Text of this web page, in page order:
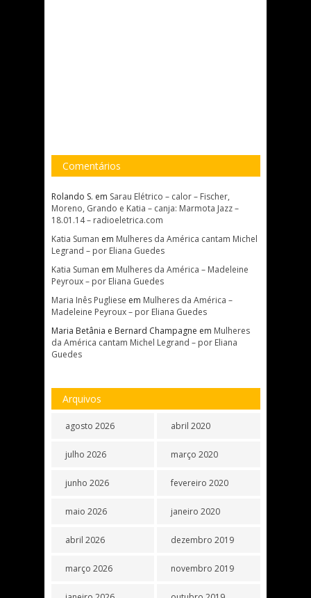
Comentários
Rolando S. em Sarau Elétrico – calor – Fischer,
Moreno, Grando e Katia – canja: Marmota Jazz –
18.01.14 – radioeletrica.com
Katia Suman em Mulheres da América cantam Michel
Legrand – por Eliana Guedes
Katia Suman em Mulheres da América – Madeleine
Peyroux – por Eliana Guedes
Maria Inês Pugliese em Mulheres da América –
Madeleine Peyroux – por Eliana Guedes
Maria Betânia e Bernard Champagne em Mulheres
da América cantam Michel Legrand – por Eliana
Guedes
Arquivos
agosto 2026
julho 2026
junho 2026
maio 2026
abril 2026
março 2026
abril 2020
março 2020
fevereiro 2020
janeiro 2020
dezembro 2019
novembro 2019